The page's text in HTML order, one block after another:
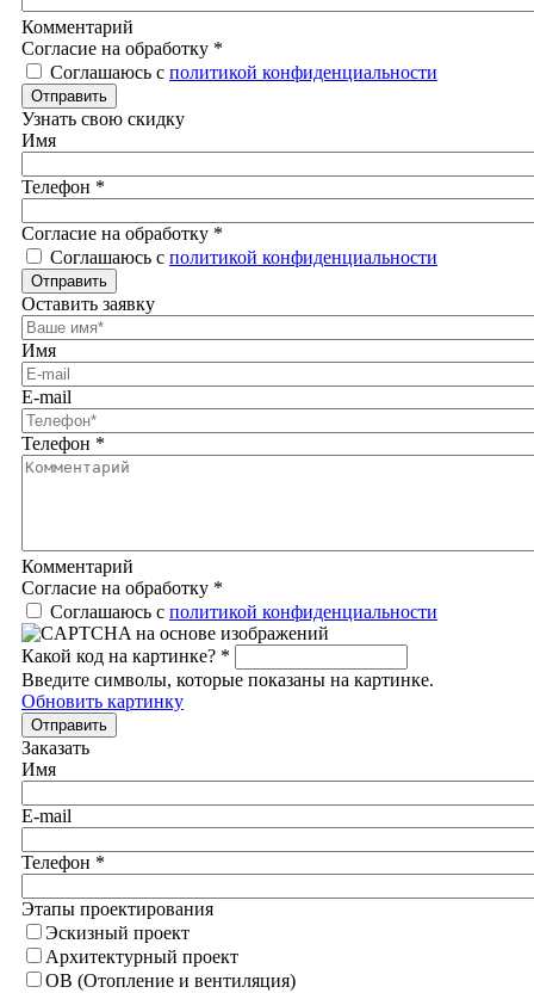
Комментарий
Согласие на обработку *
Соглашаюсь с политикой конфиденциальности
Отправить
Узнать свою скидку
Имя
Телефон *
Согласие на обработку *
Соглашаюсь с политикой конфиденциальности
Отправить
Оставить заявку
Имя
E-mail
Телефон *
Комментарий
Согласие на обработку *
Соглашаюсь с политикой конфиденциальности
Какой код на картинке? *
Введите символы, которые показаны на картинке.
Обновить картинку
Отправить
Заказать
Имя
E-mail
Телефон *
Этапы проектирования
Эскизный проект
Архитектурный проект
ОВ (Отопление и вентиляция)